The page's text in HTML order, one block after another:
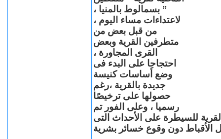
” بسمالوط بالمنيا ،
لاعتداءات مساء اليوم ،
من قبل بعض من
متطرفين القرية وبعض
القرى المجاورة ،
احتجاجا على البدء فى
وضع أساسات كنيسة
جديدة بالقرية ،رغم
حصولها على ترخيصًا
رسميا ، وعلى الفور تم
للسيطرة على الأحداث التى